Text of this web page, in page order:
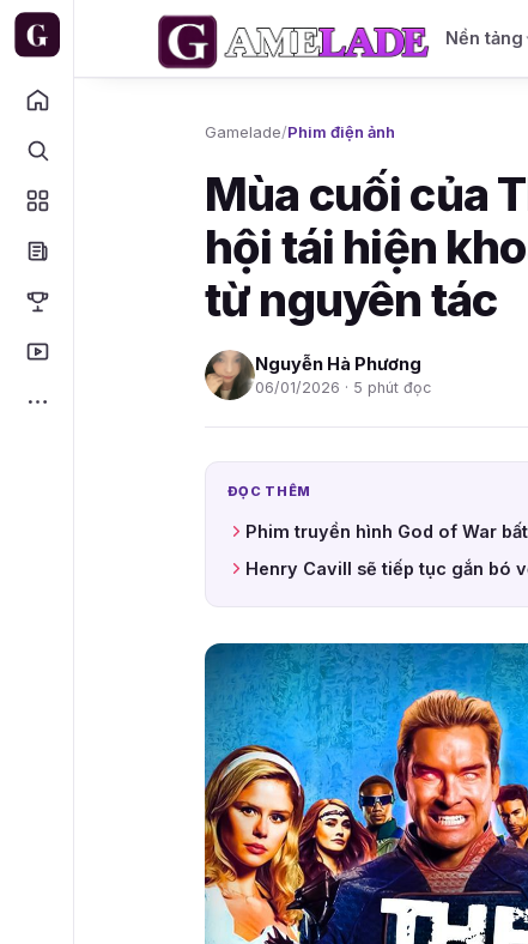
Nền tảng
Gamelade/Phim điện ảnh
Mùa cuối của
hội tái hiện
từ nguyên tác
Nguyễn Hà Phương
06/01/2026 · 5 phút đọc
ĐỌC THÊM
Phim truyền hình God of War
Henry Cavill sẽ tiếp tục gắn bó